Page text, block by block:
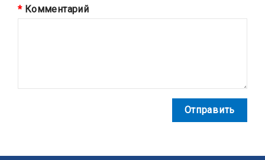
Комментарий
Отправить